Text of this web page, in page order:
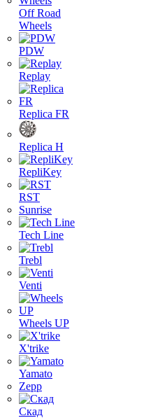
Off Road
Wheels
PDW
Replay
Replica FR
Replica H
RepliKey
RST
Sunrise
Tech Line
Trebl
Venti
Wheels UP
X'trike
Yamato
Zepp
Скад